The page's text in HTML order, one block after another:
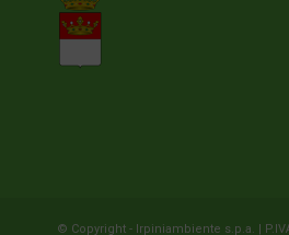
© Copyright - Irpiniambiente s.p.a. |